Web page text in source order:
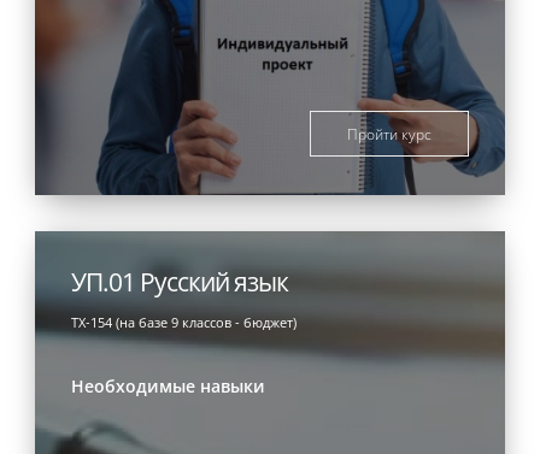
Пройти курс
УП.01 Русский язык
ТХ-154 (на базе 9 классов - бюджет)
Необходимые навыки